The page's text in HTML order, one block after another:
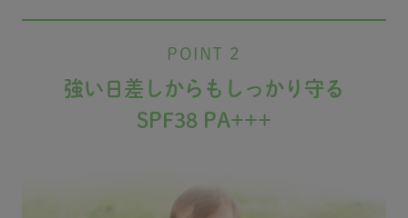
POINT 2
強い日差しからもしっかり守る
SPF38 PA+++